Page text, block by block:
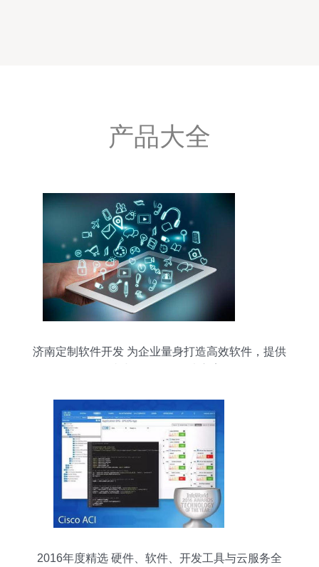
产品大全
济南定制软件开发 为企业量身打造高效软件，提供
2016年度精选 硬件、软件、开发工具与云服务全